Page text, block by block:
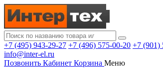
+7 (495) 943-29-27 +7 (496) 575-00-20 +7 (901)
info@inter-el.ru
Позвонить Кабинет Корзина Меню